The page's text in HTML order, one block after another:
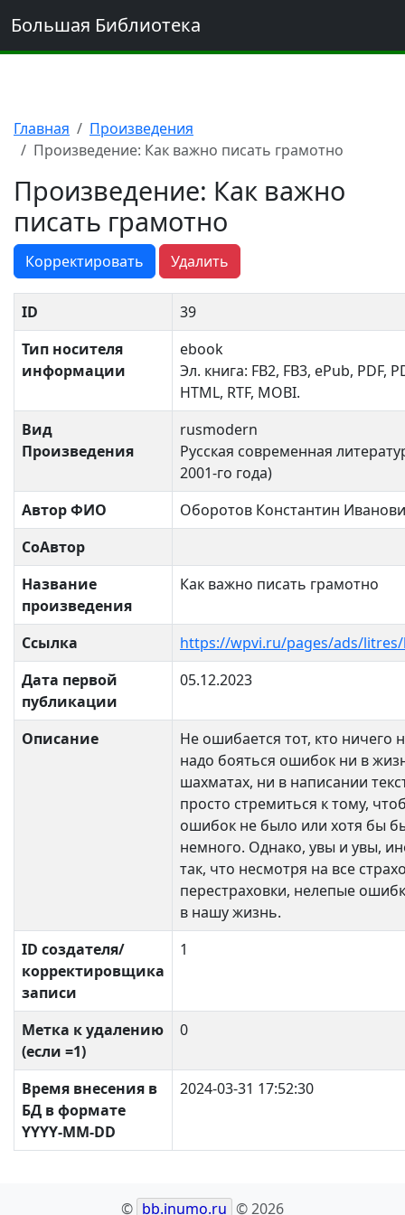
Большая Библиотека
Главная
Произведения
Произведение: Как важно писать грамотно
Произведение: Как важно
писать грамотно
Корректировать Удалить
ID
39
Тип носителя
информации
ebook
Эл. книга: FB2, FB3, ePub, PDF,
HTML, RTF, MOBI.
Вид
Произведения
rusmodern
Русская современная
2001-го года)
Автор ФИО
Оборотов Константин
СоАвтор
Название
произведения
Как важно писать грамотно
Ссылка
https://wpvi.ru/pages/ads/
Дата первой
публикации
05.12.2023
Описание
Не ошибается тот, кто ничего
надо бояться ошибок ни в
шахматах, ни в написании
просто стремиться к тому,
ошибок не было или хотя бы
немного. Однако, увы и увы,
так, что несмотря на все
перестраховки, нелепые
в нашу жизнь.
ID создателя/
корректировщика
записи
1
Метка к удалению
(если =1)
0
Время внесения в
БД в формате
YYYY-MM-DD
2024-03-31 17:52:30
© bb.inumo.ru © 2026